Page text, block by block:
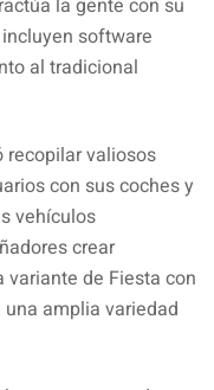
la gente con su
software
al tradicional
recopilar valiosos
con sus coches y
vehículos
crear
de Fiesta con
amplia variedad